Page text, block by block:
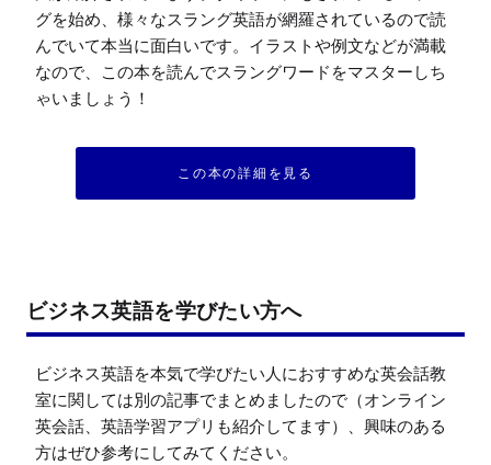
グを始め、様々なスラング英語が網羅されているので読
んでいて本当に面白いです。イラストや例文などが満載
なので、この本を読んでスラングワードをマスターしち
ゃいましょう！
この本の詳細を見る
ビジネス英語を学びたい方へ
ビジネス英語を本気で学びたい人におすすめな英会話教
室に関しては別の記事でまとめましたので（オンライン
英会話、英語学習アプリも紹介してます）、興味のある
方はぜひ参考にしてみてください。